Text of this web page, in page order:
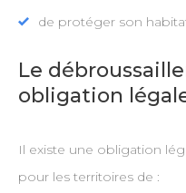
de protéger son
Le
obligation
Il existe une obligation
pour les territoires de :